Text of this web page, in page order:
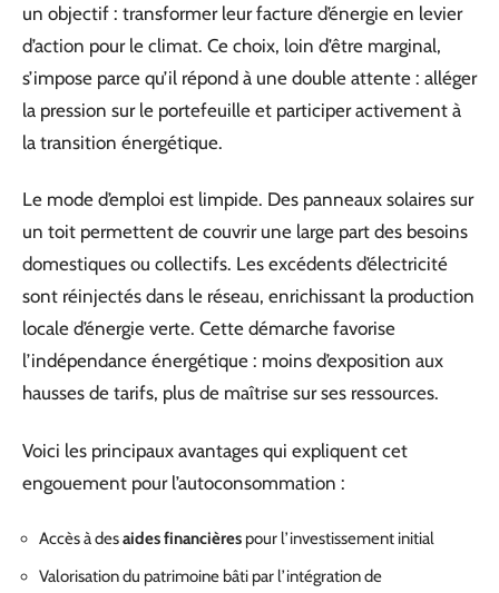
un objectif : transformer leur facture d’énergie en levier
d’action pour le climat. Ce choix, loin d’être marginal,
s’impose parce qu’il répond à une double attente : alléger
la pression sur le portefeuille et participer activement à
la transition énergétique.
Le mode d’emploi est limpide. Des panneaux solaires sur
un toit permettent de couvrir une large part des besoins
domestiques ou collectifs. Les excédents d’électricité
sont réinjectés dans le réseau, enrichissant la production
locale d’énergie verte. Cette démarche favorise
l’indépendance énergétique : moins d’exposition aux
hausses de tarifs, plus de maîtrise sur ses ressources.
Voici les principaux avantages qui expliquent cet
engouement pour l’autoconsommation :
Accès à desaides financières pour l’investissement initial
Valorisation du patrimoine bâti par l’intégration de